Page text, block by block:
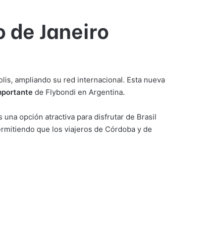
de Janeiro
ampliando su red internacional. Esta nueva
de Flybondi en Argentina.
opción atractiva para disfrutar de Brasil
que los viajeros de Córdoba y de